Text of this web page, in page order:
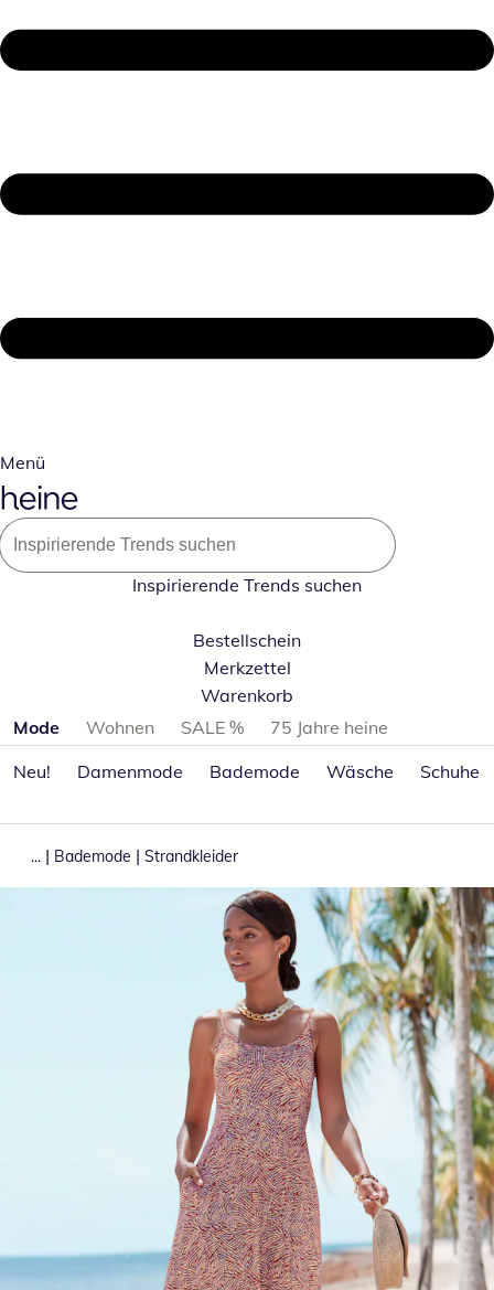
Menü
Inspirierende Trends suchen
Bestellschein
Merkzettel
Warenkorb
Produktkategorien überspringen
Mode Wohnen SALE %
75 Jahre heine
Neu!
Damenmode Bademode Wäsche Schuhe
... | Bademode | Strandkleider